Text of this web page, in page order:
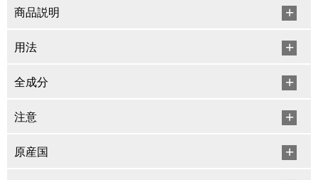
商品説明
用法
全成分
注意
原産国